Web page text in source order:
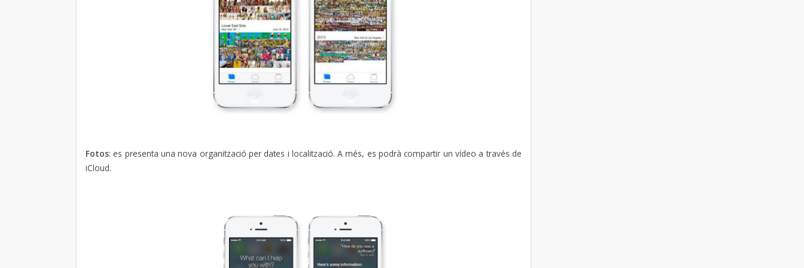
Fotos: es presenta una nova organització per dates i localització. A més, es podrà compartir un vídeo a través de
iCloud.